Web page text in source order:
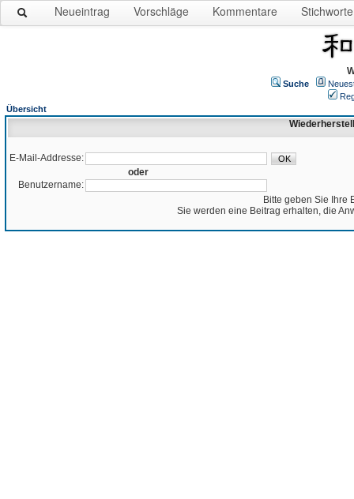
Neueintrag Vorschläge Kommentare Stichworte
Suche
Übersicht
E-Mail-Addresse:
oder
Benutzername:
Bitte geben Sie Ihre
Sie werden eine Beitrag erhalten, die